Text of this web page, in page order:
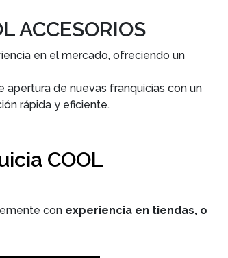
ACCESORIOS
en el mercado, ofreciendo un
apertura de nuevas franquicias con un
rápida y eficiente.
COOL
con experiencia en tiendas, o